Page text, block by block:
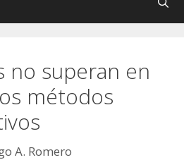
no superan en
métodos
A. Romero